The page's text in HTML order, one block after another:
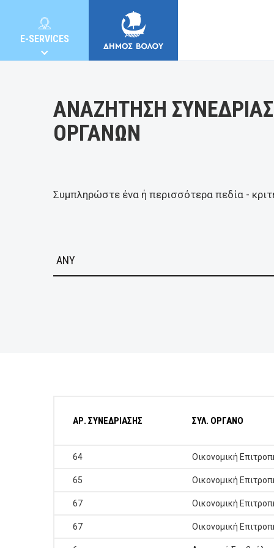
E-SERVICES
BUSINESSES
ΑΝΑΖΗΤΗΣΗ
ΟΡΓΑΝΩΝ
Συμπληρώστε ένα ή περισσότερα πεδία -
ΑΡ. ΣΥΝΕΔΡΙΑΣΗΣ ΣΥΛ. ΟΡΓΑΝΟ
64 Οικονομική
65 Οικονομική
67 Οικονομική
67 Οικονομική